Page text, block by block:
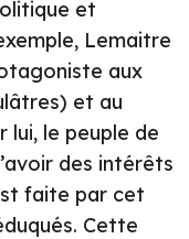
et
Lemaitre
aux
et au
lui, le peuple de
des intérêts
faite par cet
Cette